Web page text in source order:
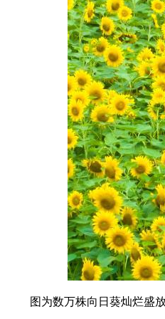
图为数万株向日葵灿烂盛放